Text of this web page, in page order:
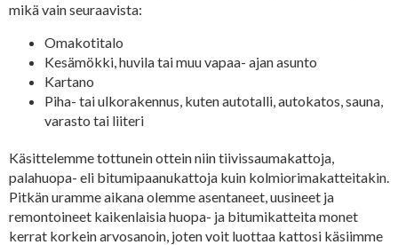
mikä vain seuraavista:
Omakotitalo
Kesämökki, huvila tai muu vapaa- ajan asunto
Kartano
Piha- tai ulkorakennus, kuten autotalli, autokatos, sauna,
varasto tai liiteri
Käsittelemme tottunein ottein niin tiivissaumakattoja,
palahuopa- eli bitumipaanukattoja kuin kolmiorimakatteitakin.
Pitkän uramme aikana olemme asentaneet, uusineet ja
remontoineet kaikenlaisia huopa- ja bitumikatteita monet
kerrat korkein arvosanoin, joten voit luottaa kattosi käsiimme